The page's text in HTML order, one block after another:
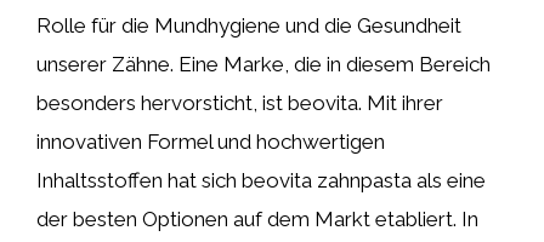
Rolle für die Mundhygiene und die Gesundheit
unserer Zähne. Eine Marke, die in diesem Bereich
besonders hervorsticht, ist beovita. Mit ihrer
innovativen Formel und hochwertigen
Inhaltsstoffen hat sich beovita zahnpasta als eine
der besten Optionen auf dem Markt etabliert. In